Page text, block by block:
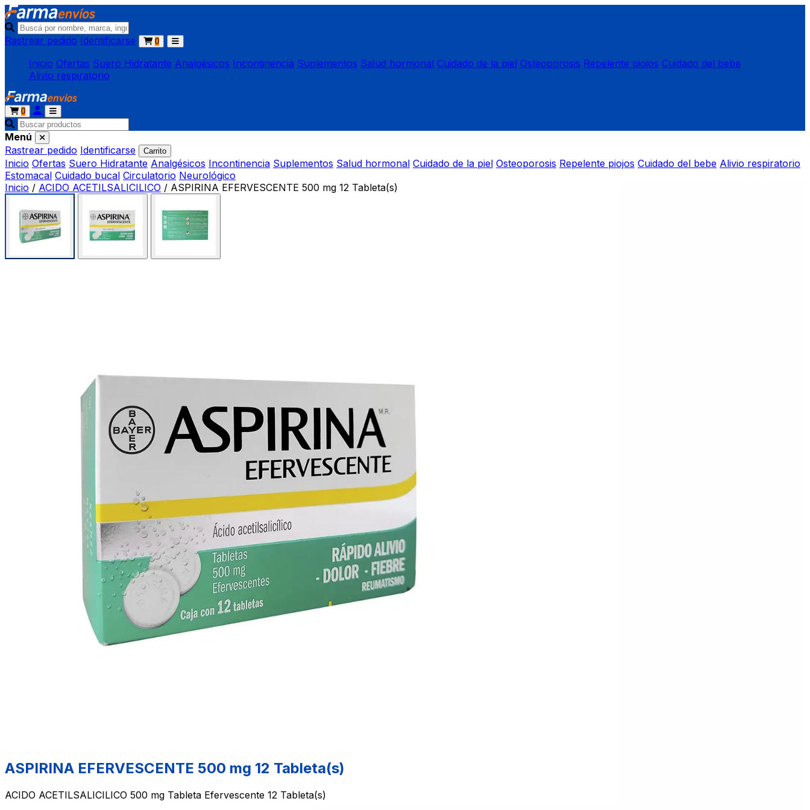
Rastrear pedido Identificarse 0
Inicio Ofertas Suero Hidratante Analgésicos Incontinencia Suplementos Salud hormonal Cuidado de la piel Osteoporosis Repelente piojos Cuidado del bebe
Alivio respiratorio
0
Menú
Rastrear pedido Identificarse Carrito
Inicio Ofertas Suero Hidratante Analgésicos Incontinencia Suplementos Salud hormonal Cuidado de la piel Osteoporosis Repelente piojos Cuidado del bebe Alivio respiratorio
Estomacal Cuidado bucal Circulatorio Neurológico
Inicio / ACIDO ACETILSALICILICO / ASPIRINA EFERVESCENTE 500 mg 12 Tableta(s)
ASPIRINA EFERVESCENTE 500 mg 12 Tableta(s)
ACIDO ACETILSALICILICO 500 mg Tableta Efervescente 12 Tableta(s)